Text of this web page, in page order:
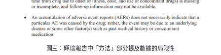
圖三：輝瑞報告中「方法」部分提及數據的局限性